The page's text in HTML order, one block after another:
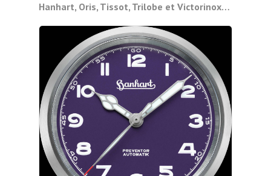
Hanhart, Oris, Tissot, Trilobe et Victorinox…